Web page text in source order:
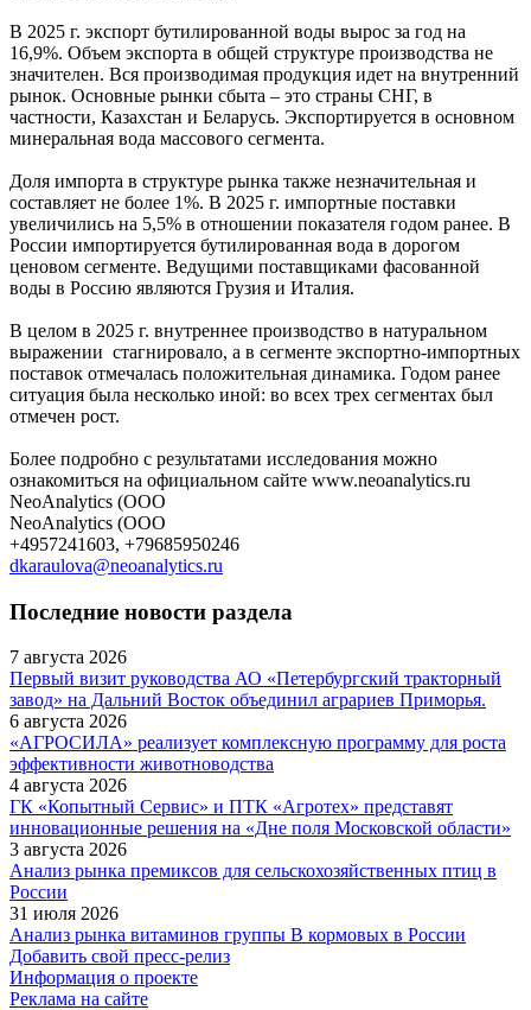
В 2025 г. экспорт бутилированной воды вырос за год на
16,9%. Объем экспорта в общей структуре производства не
значителен. Вся производимая продукция идет на внутренний
рынок. Основные рынки сбыта – это страны СНГ, в
частности, Казахстан и Беларусь. Экспортируется в основном
минеральная вода массового сегмента.
Доля импорта в структуре рынка также незначительная и
составляет не более 1%. В 2025 г. импортные поставки
увеличились на 5,5% в отношении показателя годом ранее. В
России импортируется бутилированная вода в дорогом
ценовом сегменте. Ведущими поставщиками фасованной
воды в Россию являются Грузия и Италия.
В целом в 2025 г. внутреннее производство в натуральном
выражении стагнировало, а в сегменте экспортно-импортных
поставок отмечалась положительная динамика. Годом ранее
ситуация была несколько иной: во всех трех сегментах был
отмечен рост.
Более подробно с результатами исследования можно
ознакомиться на официальном сайте www.neoanalytics.ru
NeoAnalytics (ООО
NeoAnalytics (ООО
+4957241603, +79685950246
dkaraulova@neoanalytics.ru
Последние новости раздела
7 августа 2026
Первый визит руководства АО «Петербургский тракторный
завод» на Дальний Восток объединил аграриев Приморья.
6 августа 2026
«АГРОСИЛА» реализует комплексную программу для роста
эффективности животноводства
4 августа 2026
ГК «Копытный Сервис» и ПТК «Агротех» представят
инновационные решения на «Дне поля Московской области»
3 августа 2026
Анализ рынка премиксов для сельскохозяйственных птиц в
России
31 июля 2026
Анализ рынка витаминов группы В кормовых в России
Добавить свой пресс-релиз
Информация о проекте
Реклама на сайте